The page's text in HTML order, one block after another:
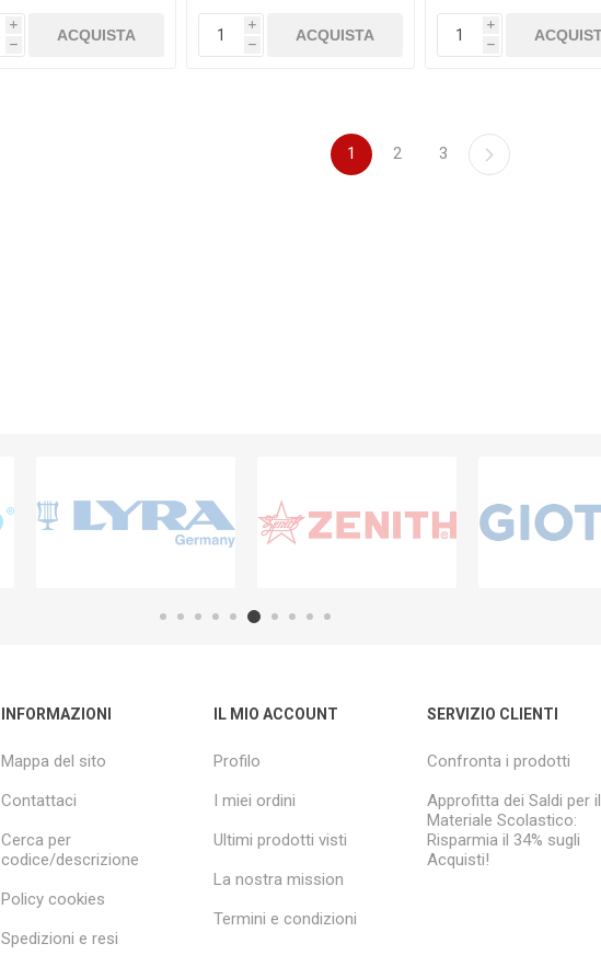
i
h
i
h
i
h
1 2 3
INFORMAZIONI
Mappa del sito
Contattaci
Cerca per
codice/descrizione
Policy cookies
Spedizioni e resi
IL MIO ACCOUNT
Profilo
I miei ordini
Ultimi prodotti visti
La nostra mission
Termini e condizioni
SERVIZIO CLIENTI
Confronta i prodotti
Approfitta dei Saldi per il
Materiale Scolastico:
Risparmia il 34% sugli
Acquisti!